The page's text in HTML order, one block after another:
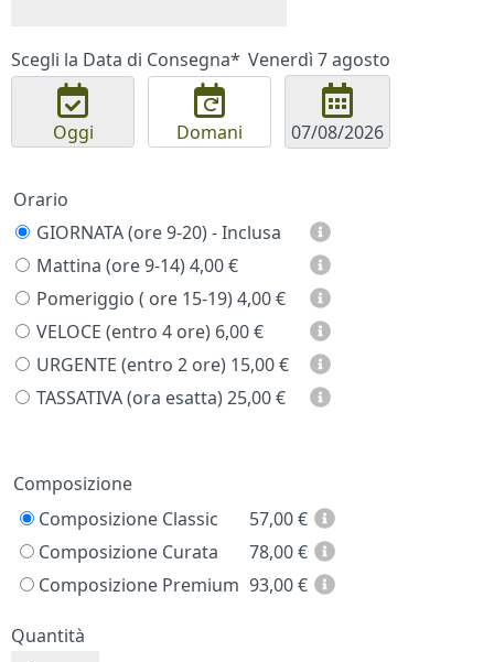
Scegli la Data di Consegna* Venerdì 7 agosto
Oggi Domani
Orario
GIORNATA (ore 9-20) - Inclusa
Mattina (ore 9-14) 4,00 €
Pomeriggio ( ore 15-19) 4,00 €
VELOCE (entro 4 ore) 6,00 €
URGENTE (entro 2 ore) 15,00 €
TASSATIVA (ora esatta) 25,00 €
Prezzo
Composizione
Composizione Classic
57,00€
Composizione Curata
78,00€
Composizione Premium 93,00€
Quantità